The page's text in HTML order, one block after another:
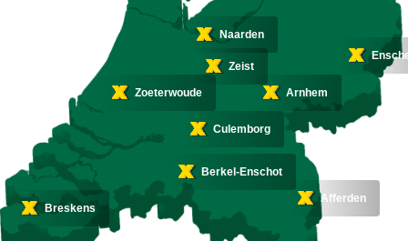
Naarden
Culemborg
Zeist
Berkel-Enschot
Afferden
Arnhem
Breskens
Zoeterwoude